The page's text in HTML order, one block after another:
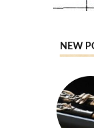
NEW